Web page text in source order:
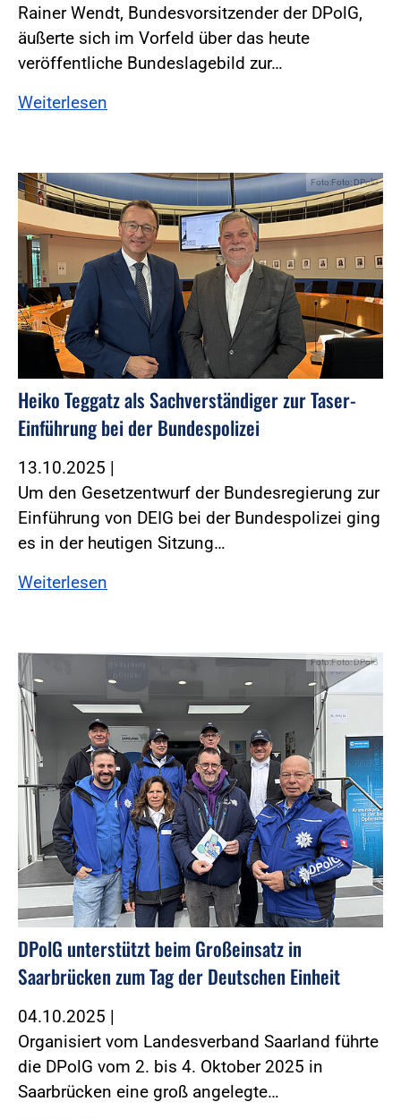
Rainer Wendt, Bundesvorsitzender der DPolG,
äußerte sich im Vorfeld über das heute
veröffentliche Bundeslagebild zur…
Weiterlesen
Foto:Foto: DPolG
Heiko Teggatz als Sachverständiger zur Taser-
Einführung bei der Bundespolizei
13.10.2025 |
Um den Gesetzentwurf der Bundesregierung zur
Einführung von DEIG bei der Bundespolizei ging
es in der heutigen Sitzung…
Weiterlesen
Foto:Foto: DPolG
DPolG unterstützt beim Großeinsatz in
Saarbrücken zum Tag der Deutschen Einheit
04.10.2025 |
Organisiert vom Landesverband Saarland führte
die DPolG vom 2. bis 4. Oktober 2025 in
Saarbrücken eine groß angelegte…